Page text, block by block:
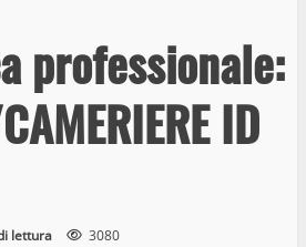
professionale:
ID
lettura 3080